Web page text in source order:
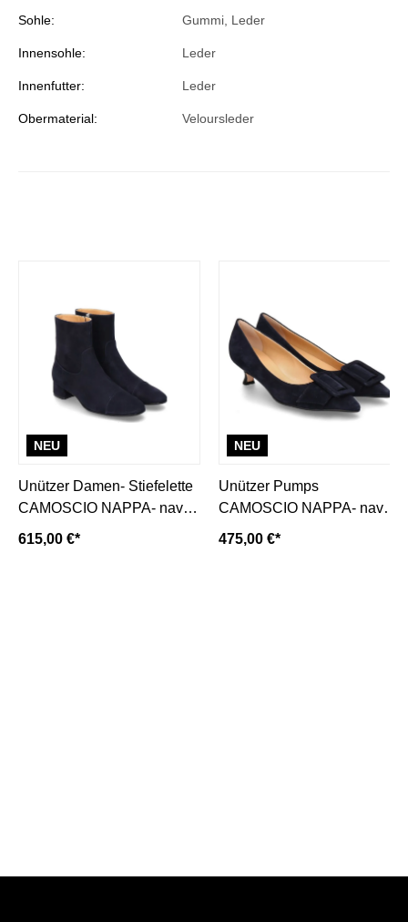
Sohle: Gummi, Leder
Innensohle: Leder
Innenfutter: Leder
Obermaterial: Veloursleder
NEU
Unützer Damen- Stiefelette
CAMOSCIO NAPPA- navy/
dunkelblau
615,00 €*
NEU
Unützer Pumps
CAMOSCIO NAPPA- navy/
dunkelblau
475,00 €*